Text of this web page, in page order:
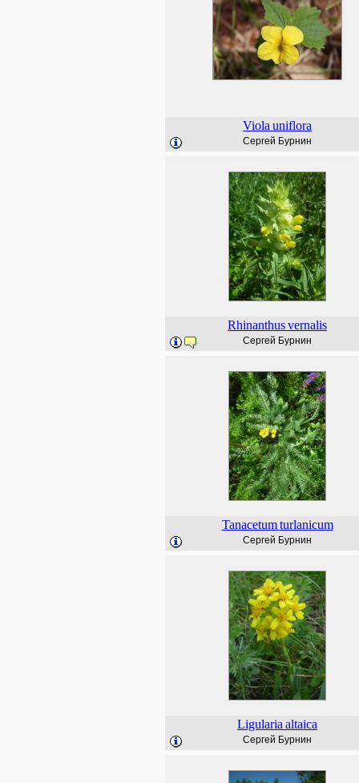
Viola uniflora
Сергей Бурнин
Rhinanthusvernalis
Сергей Бурнин
Tanacetum turlanicum
Сергей Бурнин
Ligularia altaica
Сергей Бурнин